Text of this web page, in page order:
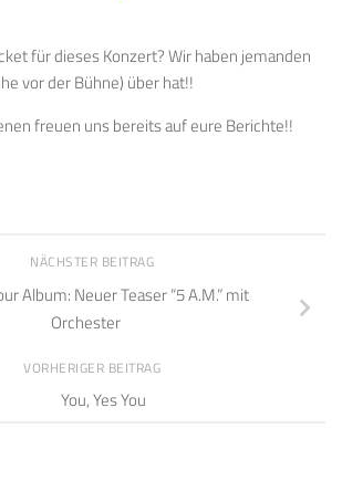
für dieses Konzert? Wir haben jemanden
vor der Bühne) über hat!!
freuen uns bereits auf eure Berichte!!
NÄCHSTER BEITRAG
Album: Neuer Teaser “5 A.M.” mit
Orchester
VORHERIGER BEITRAG
You, Yes You